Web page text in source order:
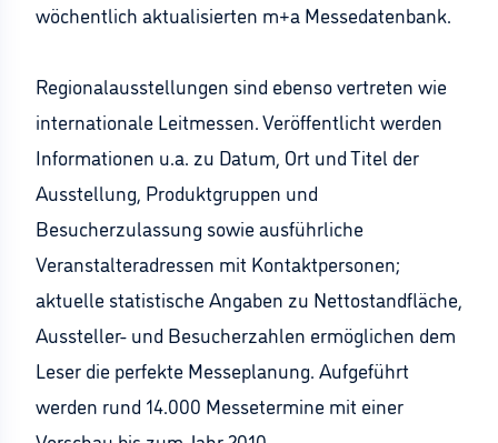
wöchentlich aktualisierten m+a Messedatenbank.
Regionalausstellungen sind ebenso vertreten wie
internationale Leitmessen. Veröffentlicht werden
Informationen u.a. zu Datum, Ort und Titel der
Ausstellung, Produktgruppen und
Besucherzulassung sowie ausführliche
Veranstalteradressen mit Kontaktpersonen;
aktuelle statistische Angaben zu Nettostandfläche,
Aussteller- und Besucherzahlen ermöglichen dem
Leser die perfekte Messeplanung. Aufgeführt
werden rund 14.000 Messetermine mit einer